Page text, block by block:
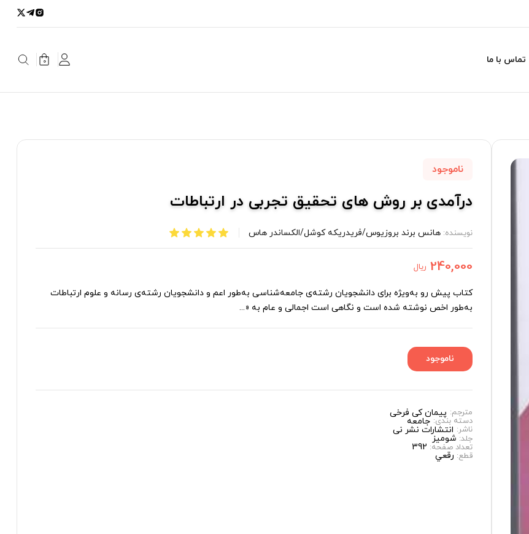
تماس با ما 0
ناموجود
درآمدی بر روش های تحقیق تجربی در ارتباطات
نویسنده: هانس برند بروزیوس/فریدریکه کوشل/الکساندر هاس
240,000 ریال
کتاب پیش رو به‌ویژه برای دانشجویان رشته‌ی جامعه‌شناسی به‌طور اعم و دانشجویان رشته‌ی رسانه و علوم ارتباطات
به‌طور اخص نوشته شده است و نگاهی است اجمالی و عام به «...
مترجم: پیمان کی فرخی
دسته بندی: جامعه
ناشر: انتشارات نشر نی
جلد: شوميز
تعداد صفحه: 392
قطع: رقعي